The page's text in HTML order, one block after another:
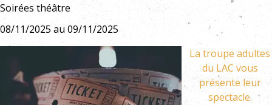
Soirées théâtre
08/11/2025 au 09/11/2025
La troupe adultes
du LAC vous
présente leur
spectacle.